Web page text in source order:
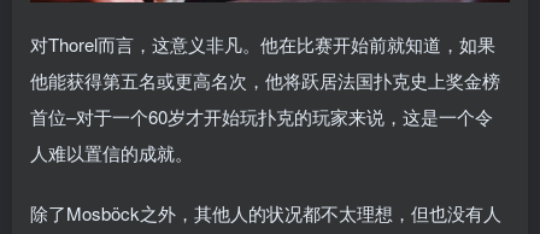
对Thorel而言，这意义非凡。他在比赛开始前就知道，如果
他能获得第五名或更高名次，他将跃居法国扑克史上奖金榜
首位–对于一个60岁才开始玩扑克的玩家来说，这是一个令
人难以置信的成就。
除了Mosböck之外，其他人的状况都不太理想，但也没有人